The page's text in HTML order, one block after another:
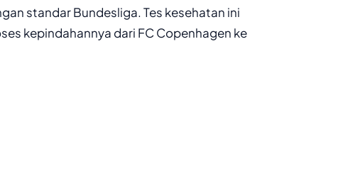
standar Bundesliga. Tes kesehatan ini
kepindahannya dari FC Copenhagen ke